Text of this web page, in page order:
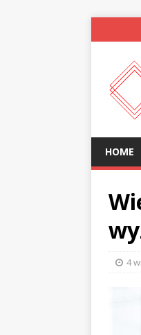
HOME
4